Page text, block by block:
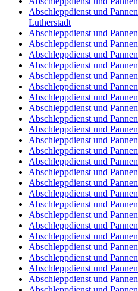
Abschleppdienst und
Lutherstadt
Abschleppdienst und
Abschleppdienst und
Abschleppdienst und
Abschleppdienst und
Abschleppdienst und
Abschleppdienst und
Abschleppdienst und
Abschleppdienst und
Abschleppdienst und
Abschleppdienst und
Abschleppdienst und
Abschleppdienst und
Abschleppdienst und
Abschleppdienst und
Abschleppdienst und
Abschleppdienst und
Abschleppdienst und
Abschleppdienst und
Abschleppdienst und
Abschleppdienst und
Abschleppdienst und
Abschleppdienst und
Abschleppdienst und
Abschleppdienst und